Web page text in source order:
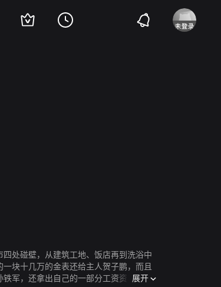
处碰壁，从建筑工地、饭店再到洗浴中
块十几万的金表还给主人贺子鹏，而且
军，还拿出自己的一部分工资资助孙铁
展开